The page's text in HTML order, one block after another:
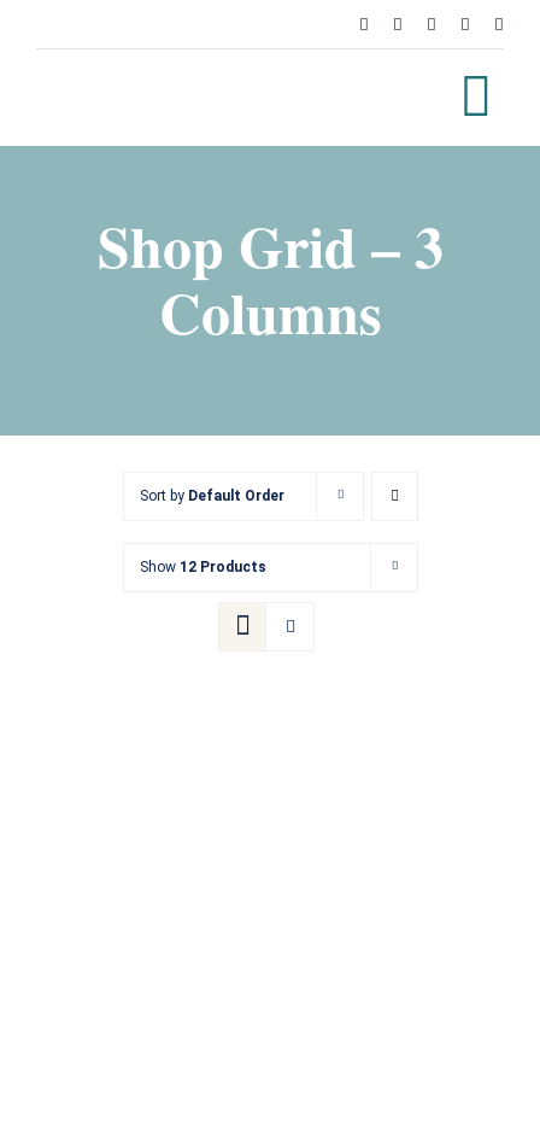
Inhalt
Leistungen
App
Shop Grid – 3
Columns
Sort by Default Order
Show 12 Products